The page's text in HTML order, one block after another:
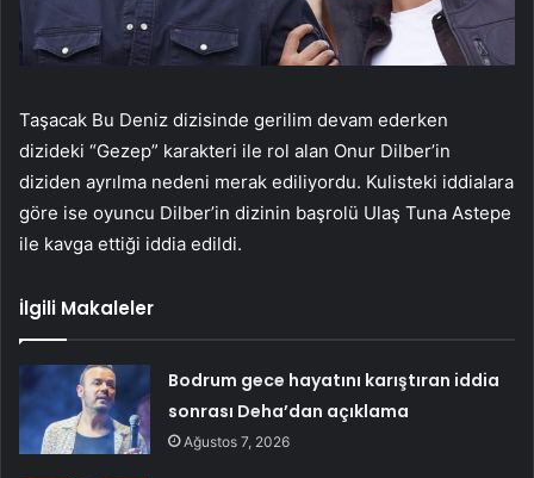
Taşacak Bu Deniz dizisinde gerilim devam ederken
dizideki “Gezep” karakteri ile rol alan Onur Dilber’in
diziden ayrılma nedeni merak ediliyordu. Kulisteki iddialara
göre ise oyuncu Dilber’in dizinin başrolü Ulaş Tuna Astepe
ile kavga ettiği iddia edildi.
İlgili Makaleler
Bodrum gece hayatını karıştıran iddia
sonrası Deha’dan açıklama
Ağustos 7, 2026